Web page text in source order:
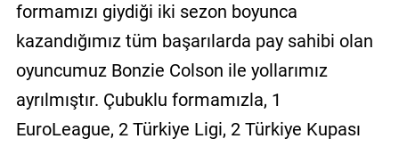
formamızı giydiği iki sezon boyunca
kazandığımız tüm başarılarda pay sahibi olan
oyuncumuz Bonzie Colson ile yollarımız
ayrılmıştır. Çubuklu formamızla, 1
EuroLeague, 2 Türkiye Ligi, 2 Türkiye Kupası